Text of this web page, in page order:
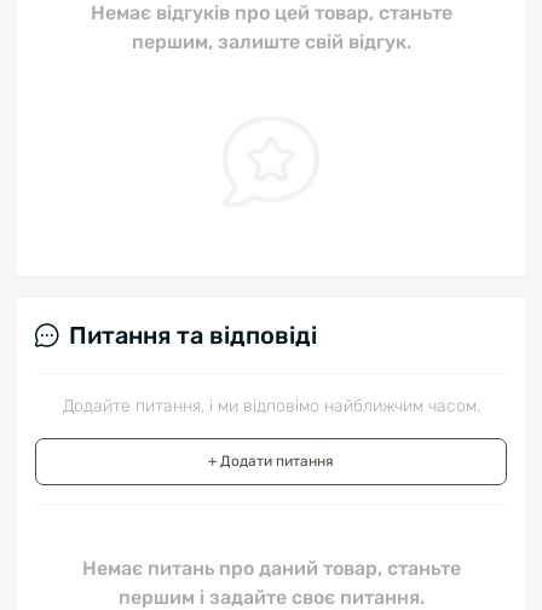
Немає відгуків про цей товар, станьте
першим, залиште свій відгук.
Питання та відповіді
Додайте питання, і ми відповімо найближчим часом.
+ Додати питання
Немає питань про даний товар, станьте
першим і задайте своє питання.